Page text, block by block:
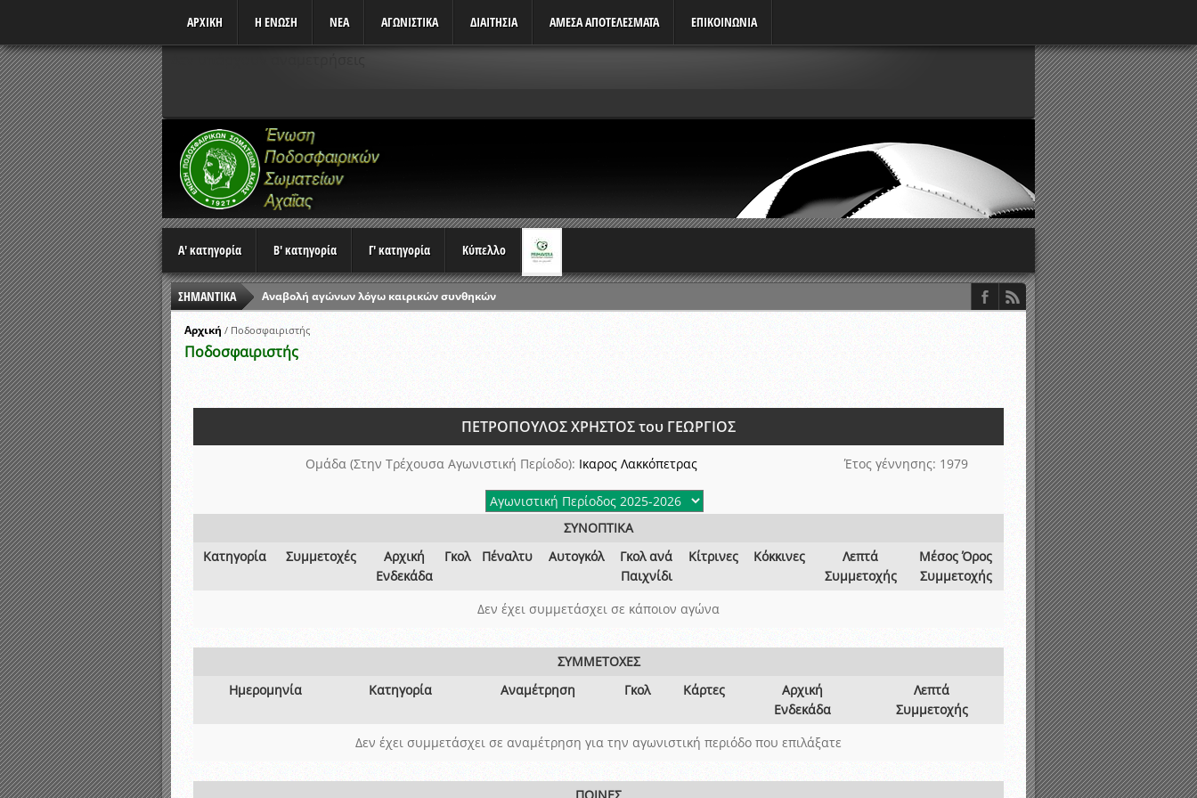
ΑΡΧΙΚΗ Η ΕΝΩΣΗ ΝΕΑ ΑΓΩΝΙΣΤΙΚΆ ΔΙΑΙΤΗΣΙΑ ΑΜΕΣΑ ΑΠΟΤΕΛΕΣΜΑΤΑ ΕΠΙΚΟΙΝΩΝΙΑ
Α' κατηγορία Β' κατηγορία Γ' κατηγορία Κύπελλο
ΣΗΜΑΝΤΙΚΑ
Αναβολή αγώνων λόγω καιρικών συνθηκών
Ώρες έναρξης αγώνων Πρωταθλημάτων
Αποτελέσματα επαναληπτικών γραπτών εξετάσεων και αγωνιστικών δοκιμασιών διαιτητών και παρατηρητών ΕΠΣΑ
Κληρώσεις Πρωταθλημάτων και Κυπέλλου 2015-2016
Αρχική / Ποδοσφαιριστής
Ποδοσφαιριστής
ΠΕΤΡΟΠΟΥΛΟΣ ΧΡΗΣΤΟΣ του ΓΕΩΡΓΙΟΣ
Ομάδα (Στην Τρέχουσα Αγωνιστική Περίοδο): Ικαρος Λακκόπετρας Έτος γέννησης: 1979
ΣΥΝΟΠΤΙΚΑ
Κατηγορία
Συμμετοχές
Αρχική
Ενδεκάδα
Γκολ Πέναλτυ Αυτογκόλ
Γκολ ανά
Παιχνίδι
Κίτρινες Κόκκινες
Λεπτά
Συμμετοχής
Μέσος Όρος
Συμμετοχής
Δεν έχει συμμετάσχει σε κάποιον αγώνα
ΣΥΜΜΕΤΟΧΕΣ
Ημερομηνία
Κατηγορία Αναμέτρηση Γκολ Κάρτες
Αρχική
Ενδεκάδα
Λεπτά
Συμμετοχής
Δεν έχει συμμετάσχει σε αναμέτρηση για την αγωνιστική περιόδο που επιλάξατε